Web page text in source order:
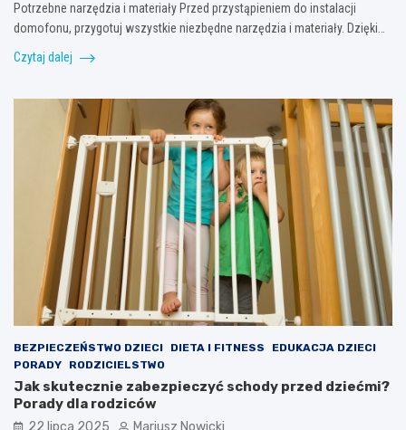
Potrzebne narzędzia i materiały Przed przystąpieniem do instalacji
domofonu, przygotuj wszystkie niezbędne narzędzia i materiały. Dzięki…
Czytaj dalej
BEZPIECZEŃSTWO DZIECI DIETA I FITNESS
EDUKACJA DZIECI
PORADY
RODZICIELSTWO
Jak skutecznie zabezpieczyć schody przed dziećmi?
Porady dla rodziców